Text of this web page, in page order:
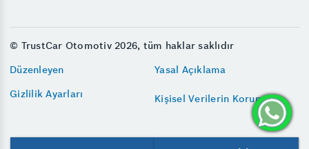
© TrustCar Otomotiv 2026, tüm haklar saklıdır
Düzenleyen
Yasal Açıklama
Gizlilik Ayarları
Kişisel Verilerin Korunması